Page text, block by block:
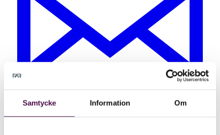
Samtycke Information Om